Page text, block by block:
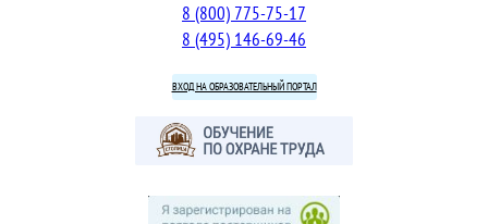
8 (800) 775-75-17
8 (495) 146-69-46
ВХОД НА ОБРАЗОВАТЕЛЬНЫЙ ПОРТАЛ